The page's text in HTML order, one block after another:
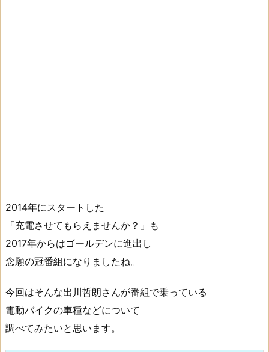
2014年にスタートした
「充電させてもらえませんか？」も
2017年からはゴールデンに進出し
念願の冠番組になりましたね。
今回はそんな出川哲朗さんが番組で乗っている
電動バイクの車種などについて
調べてみたいと思います。